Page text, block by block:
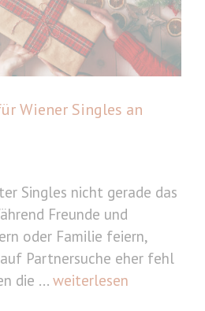
Wiener Singles an
Singles nicht gerade das
Freunde und
oder Familie feiern,
Partnersuche eher fehl
die ... weiterlesen